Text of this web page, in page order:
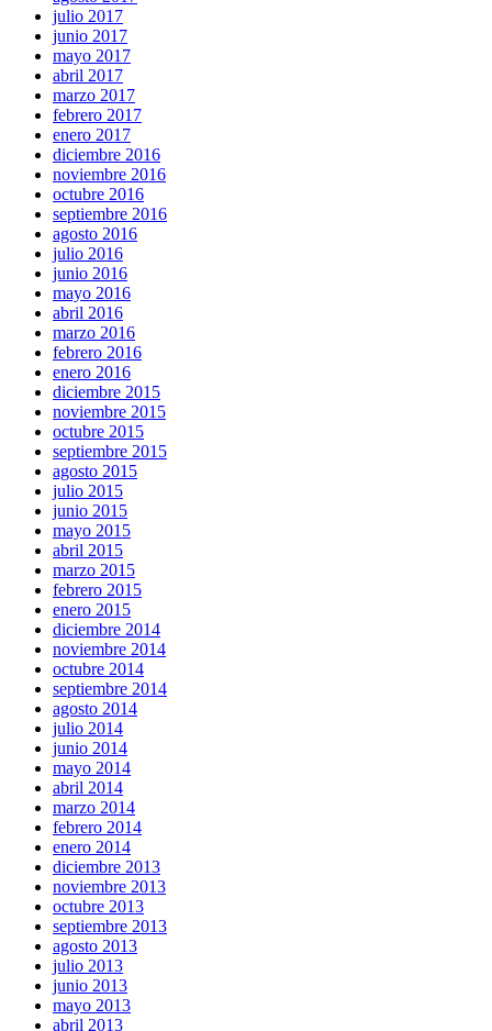
julio 2017
junio 2017
mayo 2017
abril 2017
marzo 2017
febrero 2017
enero 2017
diciembre 2016
noviembre 2016
octubre 2016
septiembre 2016
agosto 2016
julio 2016
junio 2016
mayo 2016
abril 2016
marzo 2016
febrero 2016
enero 2016
diciembre 2015
noviembre 2015
octubre 2015
septiembre 2015
agosto 2015
julio 2015
junio 2015
mayo 2015
abril 2015
marzo 2015
febrero 2015
enero 2015
diciembre 2014
noviembre 2014
octubre 2014
septiembre 2014
agosto 2014
julio 2014
junio 2014
mayo 2014
abril 2014
marzo 2014
febrero 2014
enero 2014
diciembre 2013
noviembre 2013
octubre 2013
septiembre 2013
agosto 2013
julio 2013
junio 2013
mayo 2013
abril 2013